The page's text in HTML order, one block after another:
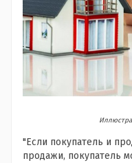
"Если покупатель и
продажи, покупатель